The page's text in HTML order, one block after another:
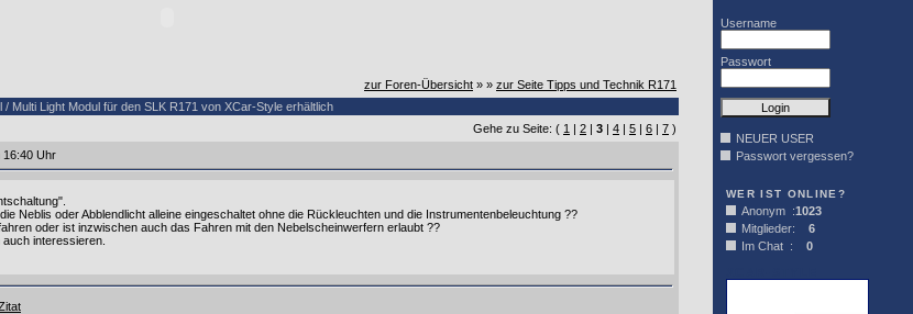
zur Foren-Übersicht » » zur Seite Tipps und Technik R171
Multi Light Modul für den SLK R171 von XCar-Style erhältlich
Gehe zu Seite: ( 1 | 2 | 3 | 4 | 5 | 6 | 7 )
16:40 Uhr
Neblis oder Abblendlicht alleine eingeschaltet ohne die Rückleuchten und die Instrumentenbeleuchtung ??
oder ist inzwischen auch das Fahren mit den Nebelscheinwerfern erlaubt ??
interessieren.
Username
Passwort
NEUER USER
Passwort vergessen?
WER IST ONLINE?
Anonym :1023
Mitglieder: 6
Im Chat : 0